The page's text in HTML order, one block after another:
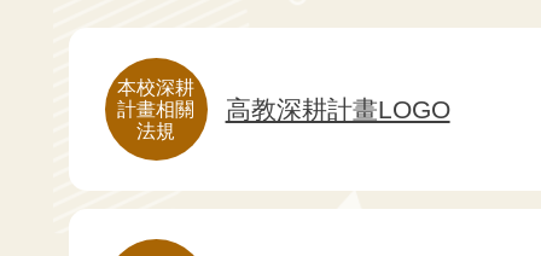
本校深耕
計畫相關
法規
高教深耕計畫LOGO